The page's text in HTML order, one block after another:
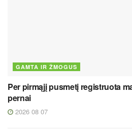
GAMTA IR ŽMOGUS
Per pirmąjį pusmetį registruota
pernai
2026 08 07